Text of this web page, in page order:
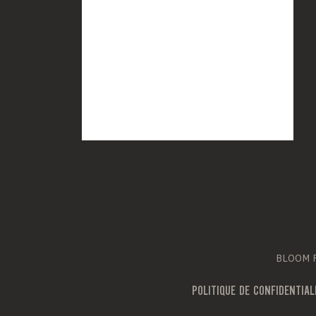
BLOOM
POLITIQUE DE